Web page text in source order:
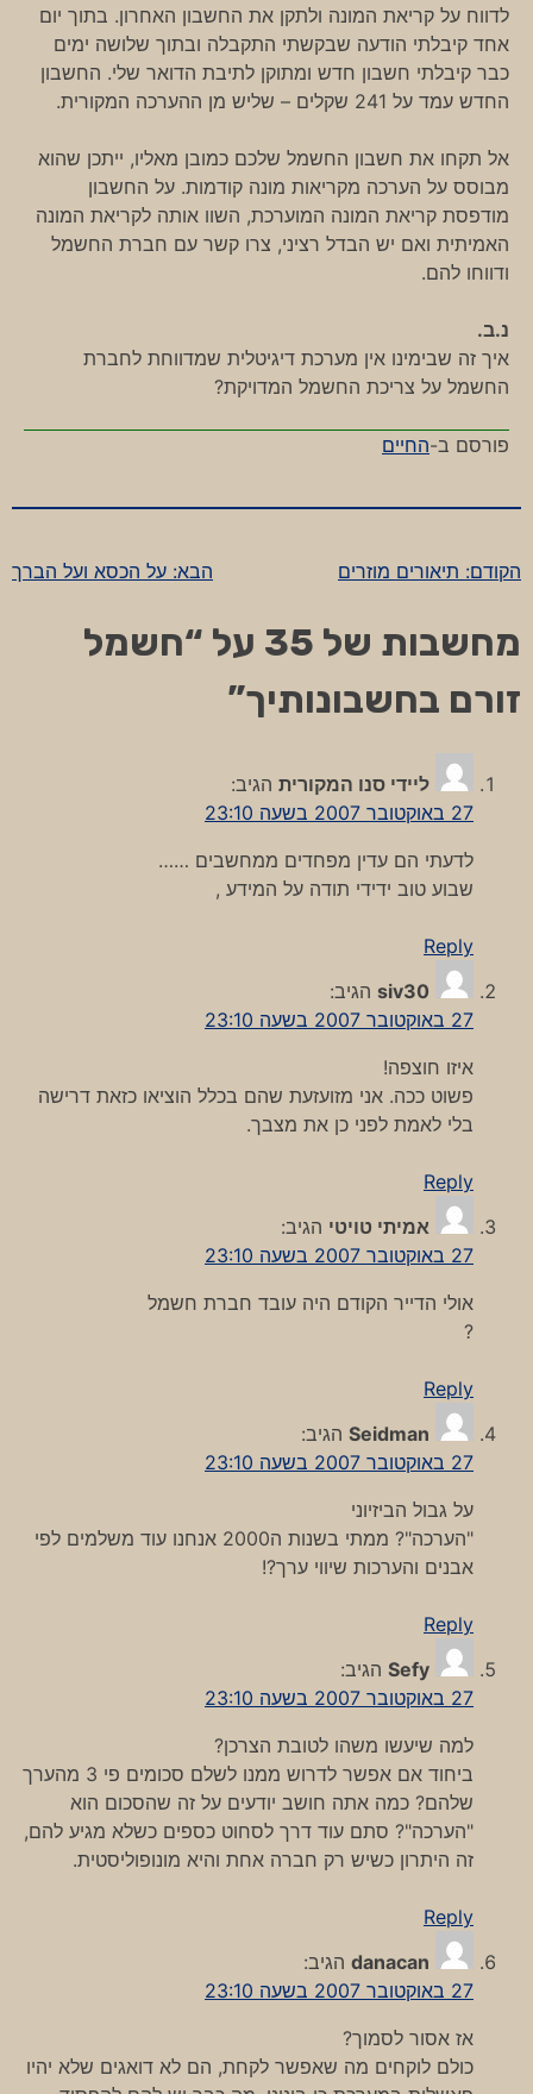
לדווח על קריאת המונה ולתקן את החשבון האחרון. בתוך יום
אחד קיבלתי הודעה שבקשתי התקבלה ובתוך שלושה ימים
כבר קיבלתי חשבון חדש ומתוקן לתיבת הדואר שלי. החשבון
החדש עמד על 241 שקלים – שליש מן ההערכה המקורית.
אל תקחו את חשבון החשמל שלכם כמובן מאליו, ייתכן שהוא
מבוסס על הערכה מקריאות מונה קודמות. על החשבון
מודפסת קריאת המונה המוערכת, השוו אותה לקריאת המונה
האמיתית ואם יש הבדל רציני, צרו קשר עם חברת החשמל
ודווחו להם.
נ.ב.
איך זה שבימינו אין מערכת דיגיטלית שמדווחת לחברת
החשמל על צריכת החשמל המדויקת?
פורסם ב-החיים
ניווט
הקודם: תיאורים מוזרים הבא: על הכסא ועל הברך
מחשבות של 35 על “
חשמל
זורם בחשבונותיך”
ליידי סנו המקורית הגיב:
27 באוקטובר 2007 בשעה 23:10
לדעתי הם עדין מפחדים ממחשבים ……
שבוע טוב ידידי תודה על המידע ,
Reply
siv30 הגיב:
27 באוקטובר 2007 בשעה 23:10
איזו חוצפה!
פשוט ככה. אני מזועזעת שהם בכלל הוציאו כזאת דרישה
בלי לאמת לפני כן את מצבך.
Reply
אמיתי טויטי הגיב:
27 באוקטובר 2007 בשעה 23:10
אולי הדייר הקודם היה עובד חברת חשמל
?
Reply
Seidman הגיב:
27 באוקטובר 2007 בשעה 23:10
על גבול הביזיוני
"הערכה"? ממתי בשנות ה2000 אנחנו עוד משלמים לפי
אבנים והערכות שיווי ערך?!
Reply
Sefy הגיב:
27 באוקטובר 2007 בשעה 23:10
למה שיעשו משהו לטובת הצרכן?
ביחוד אם אפשר לדרוש ממנו לשלם סכומים פי 3 מהערך
שלהם? כמה אתה חושב יודעים על זה שהסכום הוא
"הערכה"? סתם עוד דרך לסחוט כספים כשלא מגיע להם,
זה היתרון כשיש רק חברה אחת והיא מונופוליסטית.
Reply
danacan הגיב:
27 באוקטובר 2007 בשעה 23:10
אז אסור לסמוך?
כולם לוקחים מה שאפשר לקחת, הם לא דואגים שלא יהיו